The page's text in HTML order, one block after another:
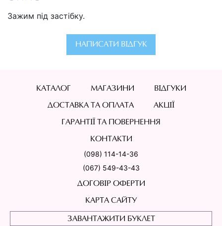
Зажим під застібку.
НАПИСАТИ ВІДГУК
КАТАЛОГ МАГАЗИНИ ВІДГУКИ
ДОСТАВКА ТА ОПЛАТА АКЦІЇ
ГАРАНТІЇ ТА ПОВЕРНЕННЯ
КОНТАКТИ
(098) 114-14-36
(067) 549-43-43
ДОГОВІР ОФЕРТИ
КАРТА САЙТУ
ЗАВАНТАЖИТИ БУКЛЕТ